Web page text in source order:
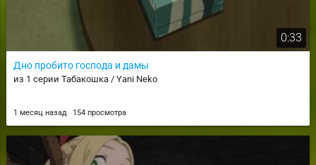
0:33
Дно пробито господа и дамы
из 1 серии Табакошка / Yani Neko
1 месяц назад 154 просмотра